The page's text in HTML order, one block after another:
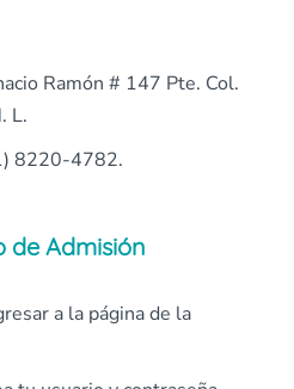
Ramón # 147 Pte. Col.
L.
8220-4782.
de Admisión
a la página de la